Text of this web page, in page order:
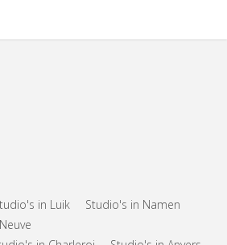
in Luik
Studio's in Namen